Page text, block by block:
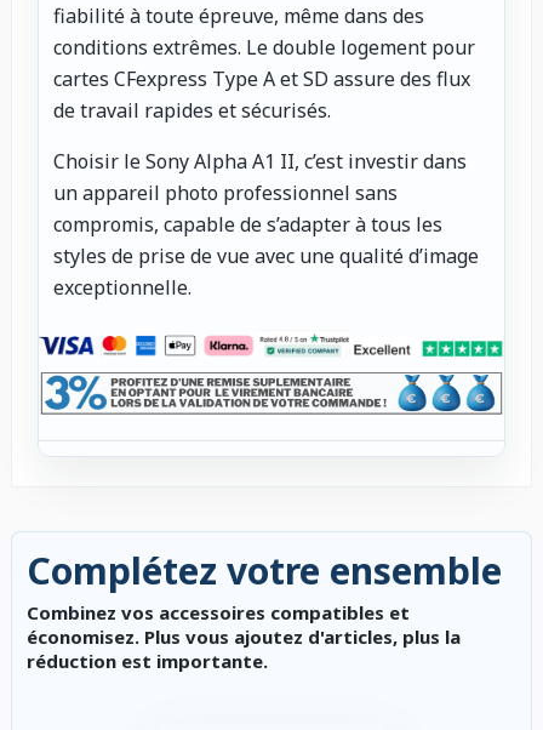
fiabilité à toute épreuve, même dans des
conditions extrêmes. Le double logement pour
cartes CFexpress Type A et SD assure des flux
de travail rapides et sécurisés.
Choisir le Sony Alpha A1 II, c’est investir dans
un appareil photo professionnel sans
compromis, capable de s’adapter à tous les
styles de prise de vue avec une qualité d’image
exceptionnelle.
Complétez votre ensemble
Combinez vos accessoires compatibles et
économisez. Plus vous ajoutez d'articles, plus la
réduction est importante.